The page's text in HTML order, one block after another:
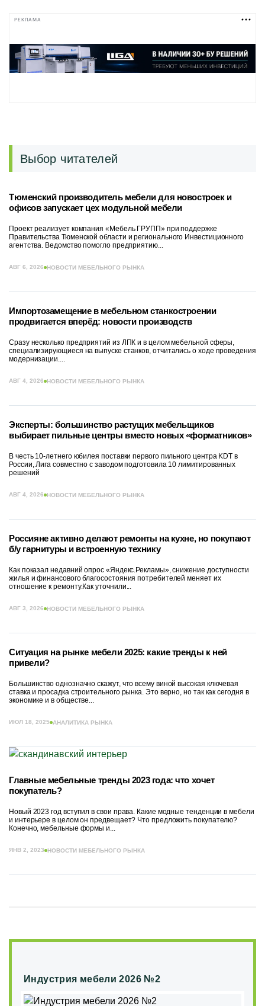
РЕКЛАМА
Выбор читателей
Тюменский производитель мебели для новостроек и
офисов запускает цех модульной мебели
Проект реализует компания «Мебель ГРУПП» при поддержке
Правительства Тюменской области и регионального Инвестиционного
агентства. Ведомство помогло предприятию...
АВГ 6, 2026 НОВОСТИ МЕБЕЛЬНОГО РЫНКА
Импортозамещение в мебельном станкостроении
продвигается вперёд: новости производств
Сразу несколько предприятий из ЛПК и в целом мебельной сферы,
специализирующиеся на выпуске станков, отчитались о ходе проведения
модернизации....
АВГ 4, 2026 НОВОСТИ МЕБЕЛЬНОГО РЫНКА
Эксперты: большинство растущих мебельщиков
выбирает пильные центры вместо новых «форматников»
В честь 10-летнего юбилея поставки первого пильного центра KDT в
России, Лига совместно с заводом подготовила 10 лимитированных
решений
АВГ 4, 2026 НОВОСТИ МЕБЕЛЬНОГО РЫНКА
Россияне активно делают ремонты на кухне, но покупают
б/у гарнитуры и встроенную технику
Как показал недавний опрос «Яндекс.Рекламы», снижение доступности
жилья и финансового благосостояния потребителей меняет их
отношение к ремонту.Как уточнили...
АВГ 3, 2026 НОВОСТИ МЕБЕЛЬНОГО РЫНКА
Ситуация на рынке мебели 2025: какие тренды к ней
привели?
Большинство однозначно скажут, что всему виной высокая ключевая
ставка и просадка строительного рынка. Это верно, но так как сегодня в
экономике и в обществе...
ИЮЛ 18, 2025 АНАЛИТИКА РЫНКА
Главные мебельные тренды 2023 года: что хочет
покупатель?
Новый 2023 год вступил в свои права. Какие модные тенденции в мебели
и интерьере в целом он предвещает? Что предложить покупателю?
Конечно, мебельные формы и...
ЯНВ 2, 2023 НОВОСТИ МЕБЕЛЬНОГО РЫНКА
Индустрия мебели 2026 №2